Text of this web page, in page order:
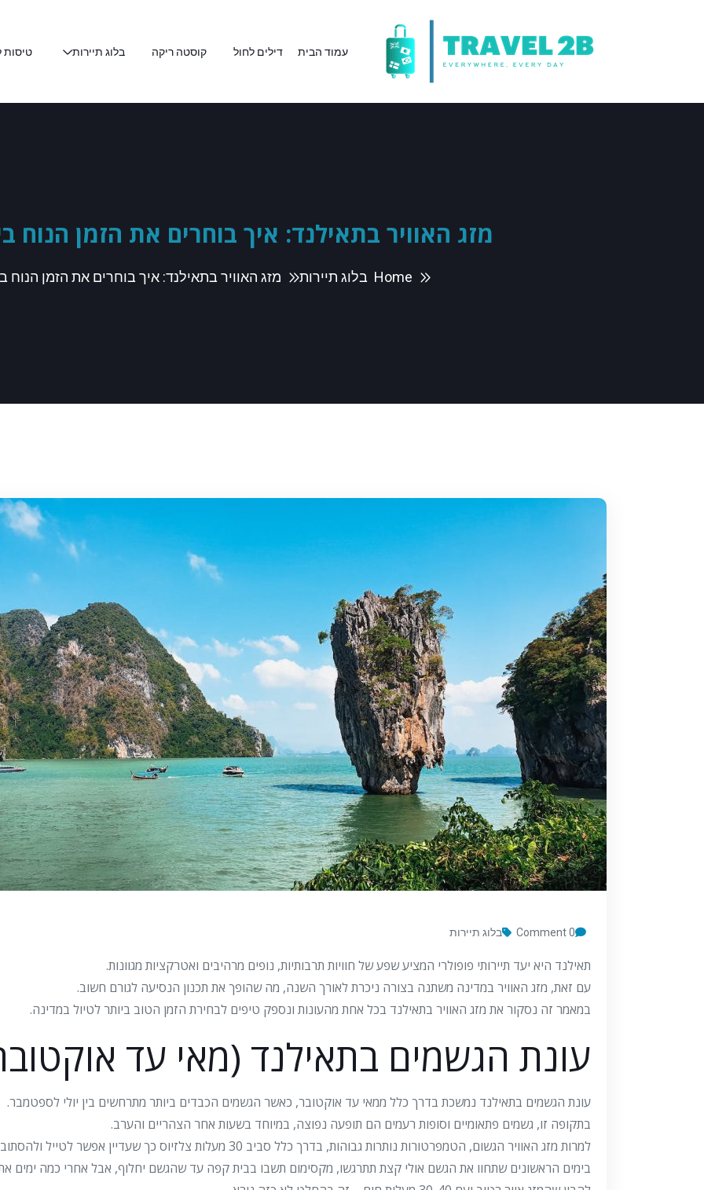
עמוד הבית דילים לחול קוסטה ריקה בלוג תיירות טיסות
מזג האוויר בתאילנד: איך בוחרים את הזמן הנוח
Home בלוג תיירות מזג האוויר בתאילנד: איך בוחרים את הזמן הנוח
0 Comment בלוג תיירות
תאילנד היא יעד תיירותי פופולרי המציע שפע של חוויות תרבותיות, נופים מרהיבים ואטרקציות מגוונות.
עם זאת, מזג האוויר במדינה משתנה בצורה ניכרת לאורך השנה, מה שהופך את תכנון הנסיעה לגורם חשוב.
במאמר זה נסקור את מזג האוויר בתאילנד בכל אחת מהעונות ונספק טיפים לבחירת הזמן הטוב ביותר לטיול במדינה.
עונת הגשמים בתאילנד (מאי עד
עונת הגשמים בתאילנד נמשכת בדרך כלל ממאי עד אוקטובר, כאשר הגשמים הכבדים ביותר מתרחשים בין יולי לספטמבר.
בתקופה זו, גשמים פתאומיים וסופות רעמים הם תופעה נפוצה, במיוחד בשעות אחר הצהריים והערב.
למרות מזג האוויר הגשום, הטמפרטורות נותרות גבוהות, בדרך כלל סביב 30 מעלות צלזיוס כך שעדיין אפשר לטייל ולהסתובב בכיף.
בימים הראשונים שתחוו את הגשם אולי קצת תתרגשו, מקסימום תשבו בבית קפה עד שהגשם יחלוף, אבל אחרי כמה ימים